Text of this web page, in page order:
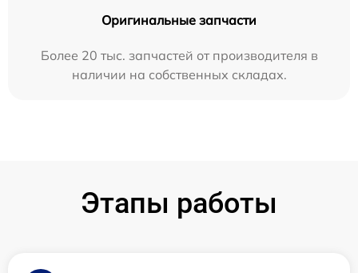
Оригинальные запчасти
Более 20 тыс. запчастей от производителя в
наличии на собственных складах.
Этапы работы